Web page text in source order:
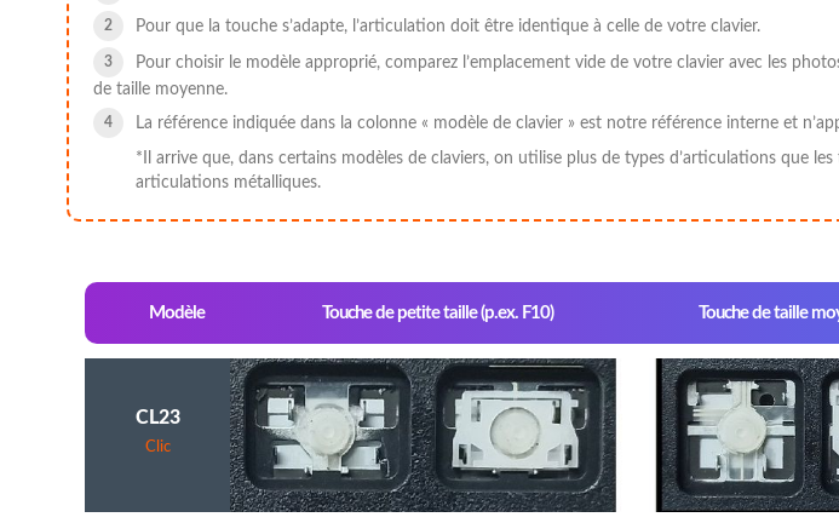
Pour que la touche s’adapte, l’articulation doit être identique à celle de votre clavier.
Pour choisir le modèle approprié, comparez l’emplacement vide de votre clavier avec les
de taille moyenne.
La référence indiquée dans la colonne « modèle de clavier » est notre référence interne et
*Il arrive que, dans certains modèles de claviers, on utilise plus de types d’articulations que
articulations métalliques.
Modèle Touche de petite taille (p.ex. F10) Touche de taille
CL23
Clic